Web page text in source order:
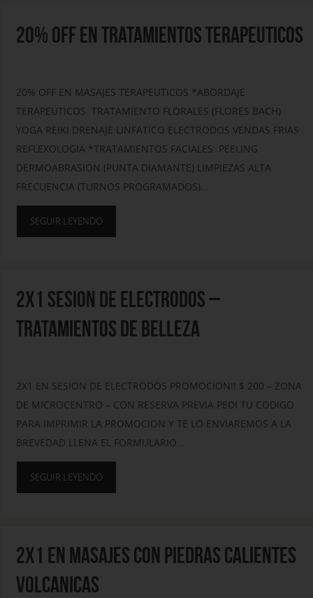
20% OFF EN TRATAMIENTOS TERAPEUTICOS
20% OFF EN MASAJES TERAPEUTICOS *ABORDAJE
TERAPEUTICOS: TRATAMIENTO FLORALES (FLORES BACH)
YOGA REIKI DRENAJE LINFATICO ELECTRODOS VENDAS FRIAS
REFLEXOLOGIA *TRATAMIENTOS FACIALES: PEELING
DERMOABRASION (PUNTA DIAMANTE) LIMPIEZAS ALTA
FRECUENCIA (TURNOS PROGRAMADOS)…
SEGUIR LEYENDO
2X1 SESION DE ELECTRODOS –
TRATAMIENTOS DE BELLEZA
2X1 EN SESION DE ELECTRODOS PROMOCION!! $ 200 – ZONA
DE MICROCENTRO – CON RESERVA PREVIA PEDI TU CODIGO
PARA IMPRIMIR LA PROMOCION Y TE LO ENVIAREMOS A LA
BREVEDAD LLENA EL FORMULARIO…
SEGUIR LEYENDO
2X1 EN MASAJES CON PIEDRAS CALIENTES
VOLCANICAS